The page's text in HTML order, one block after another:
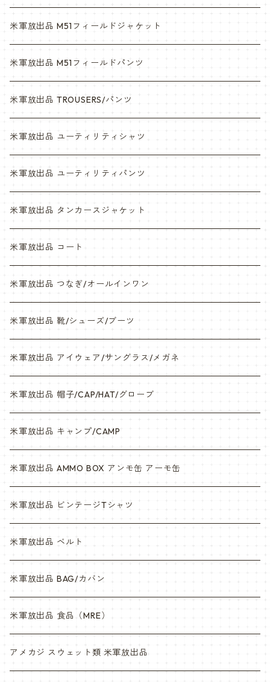
6c
デザート
デザートマーパット
ABU
NWU
3c
6c
デザート
デザートマーパット
ABU
NWU
米軍放出品 M51フィールドジャケット
米軍放出品 M51フィールドパンツ
米軍放出品 TROUSERS/パンツ
米軍放出品 ユーティリティシャツ
米軍放出品 ユーティリティパンツ
米軍放出品 タンカースジャケット
米軍放出品 コート
米軍放出品 つなぎ/オールインワン
米軍放出品 靴/シューズ/ブーツ
米軍放出品 アイウェア/サングラス/メガネ
米軍放出品 帽子/CAP/HAT/グローブ
米軍放出品 キャンプ/CAMP
米軍放出品 AMMO BOX アンモ缶 アーモ缶
米軍放出品 ビンテージTシャツ
米軍放出品 ベルト
米軍放出品 BAG/カバン
米軍放出品 食品（MRE）
アメカジ スウェット類 米軍放出品